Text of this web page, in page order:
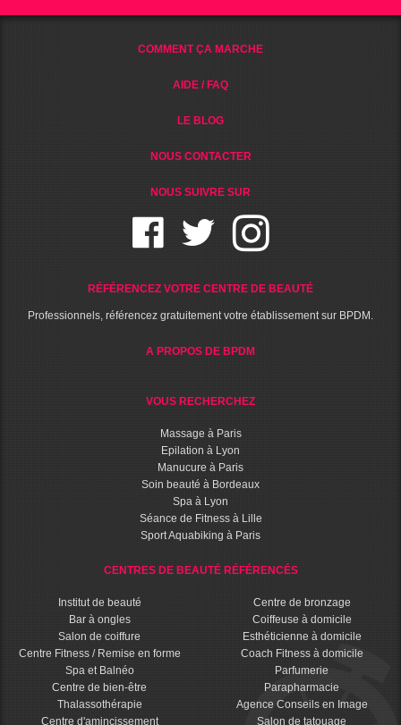
COMMENT ÇA MARCHE
AIDE / FAQ
LE BLOG
NOUS CONTACTER
NOUS SUIVRE SUR
RÉFÉRENCEZ VOTRE CENTRE DE BEAUTÉ
Professionnels, référencez gratuitement votre établissement sur BPDM.
A PROPOS DE BPDM
VOUS RECHERCHEZ
Massage à Paris
Epilation à Lyon
Manucure à Paris
Soin beauté à Bordeaux
Spa à Lyon
Séance de Fitness à Lille
Sport Aquabiking à Paris
CENTRES DE BEAUTÉ RÉFÉRENCÉS
Institut de beauté
Bar à ongles
Salon de coiffure
Centre Fitness / Remise en forme
Spa et Balnéo
Centre de bien-être
Thalassothérapie
Centre d'amincissement
Centre de bronzage
Coiffeuse à domicile
Esthéticienne à domicile
Coach Fitness à domicile
Parfumerie
Parapharmacie
Agence Conseils en Image
Salon de tatouage